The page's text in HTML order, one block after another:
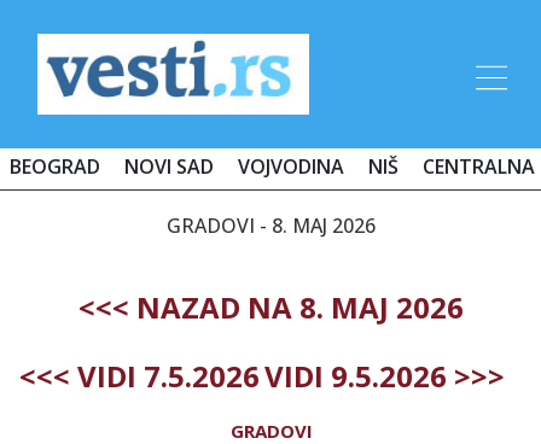
BEOGRAD NOVI SAD VOJVODINA NIŠ CENTRALNA
GRADOVI - 8. MAJ 2026
<<< NAZAD NA 8. MAJ 2026
<<< VIDI 7.5.2026VIDI 9.5.2026 >>>
GRADOVI